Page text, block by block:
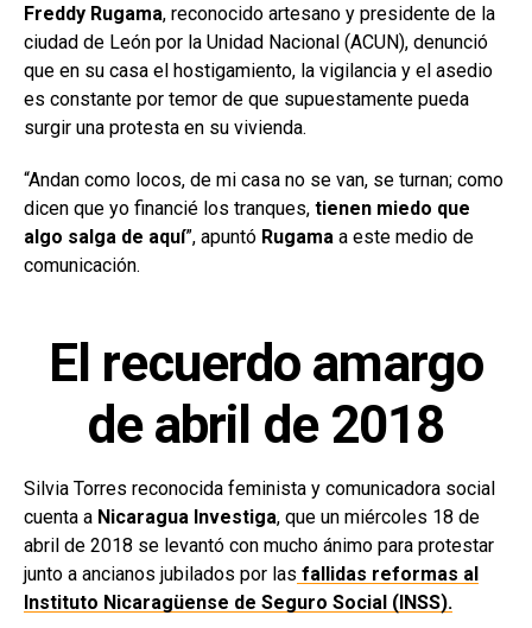
Freddy Rugama, reconocido artesano y presidente de la
ciudad de León por la Unidad Nacional (ACUN), denunció
que en su casa el hostigamiento, la vigilancia y el asedio
es constante por temor de que supuestamente pueda
surgir una protesta en su vivienda.
“Andan como locos, de mi casa no se van, se turnan; como
dicen que yo financié los tranques, tienen miedo que
algo salga de aquí”, apuntó Rugama a este medio de
comunicación.
El recuerdo amargo
de abril de 2018
Silvia Torres reconocida feminista y comunicadora social
cuenta a Nicaragua Investiga, que un miércoles 18 de
abril de 2018 se levantó con mucho ánimo para protestar
junto a ancianos jubilados por las fallidas reformas al
Instituto Nicaragüense de Seguro Social (INSS).